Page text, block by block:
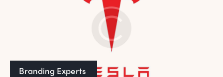
Branding Experts